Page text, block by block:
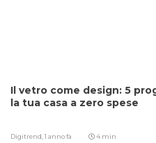
Il vetro come design: 5
la tua casa a zero spese
Digitrend,1 anno fa 4 min